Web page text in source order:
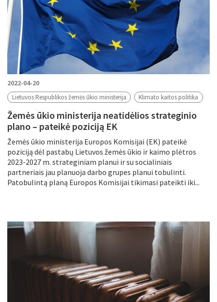
2022-04-20
Lietuvos Respublikos žemės ūkio ministerija Klimato kaitos politika
Žemės ūkio ministerija neatidėlios strateginio
plano – pateikė poziciją EK
Žemės ūkio ministerija Europos Komisijai (EK) pateikė
poziciją dėl pastabų Lietuvos žemės ūkio ir kaimo plėtros
2023-2027 m. strateginiam planui ir su socialiniais
partneriais jau planuoja darbo grupes planui tobulinti.
Patobulintą planą Europos Komisijai tikimasi pateikti iki...